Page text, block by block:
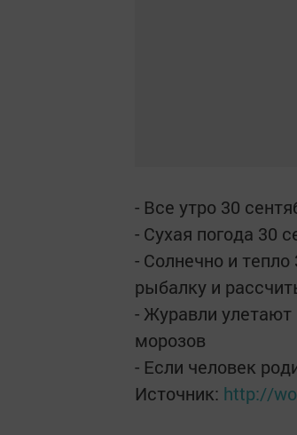
- Все утро 30
- Сухая погода 30
- Солнечно и
рыбалку и
- Журавли улетают
морозов
- Если человек
Источник: http://